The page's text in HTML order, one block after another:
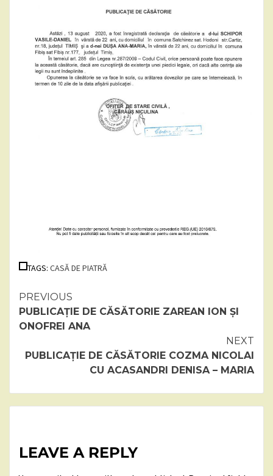
TAGS: CASĂ DE PIATRĂ
Continue
Reading
PREVIOUS
PUBLICAȚIE DE CĂSĂTORIE ZAREAN ION ȘI
ONOFREI ANA
NEXT
PUBLICAȚIE DE CĂSĂTORIE COZMA NICOLAI
CU ACASANDRI DENISA – MARIA
LEAVE A REPLY